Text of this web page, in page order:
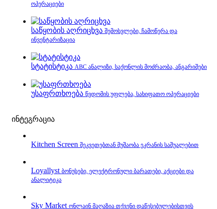
ოპერაციები
საწყობის აღრიცხვა შემოსვლები, ჩამოწერა და
ინვენტარიზაცია
სტატისტიკა ABC ანალიზი, საქონლის მოძრაობა, ანგარიშები
უსაფრთხოება წვდომის უფლება, სახიფათო ოპერაციები
ინტეგრაცია
Kitchen Screen შეკვეთებთან მუშაობა ეკრანის საშუალებით
Loyallyst ბონუსები, ელექტრონული ბარათები, აქციები და
ანალიტიკა
Sky Market ონლაინ მაღაზია თქვენი დაწესებულებისთვის